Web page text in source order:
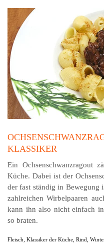
KLASSIKER
Ein Ochsenschwanzragout
Küche. Dabei ist der
der fast ständig in Bewegung
zahlreichen Wirbelpaaren
kann ihn also nicht einfach
so braten.
Fleisch Klassiker der Küche Rind